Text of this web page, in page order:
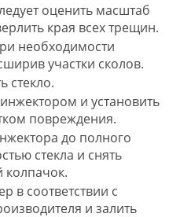
оценить масштаб
края всех трещин.
необходимости
участки сколов.
стекло.
и установить
повреждения.
до полного
стекла и снять
колпачок.
в соответствии с
и залить